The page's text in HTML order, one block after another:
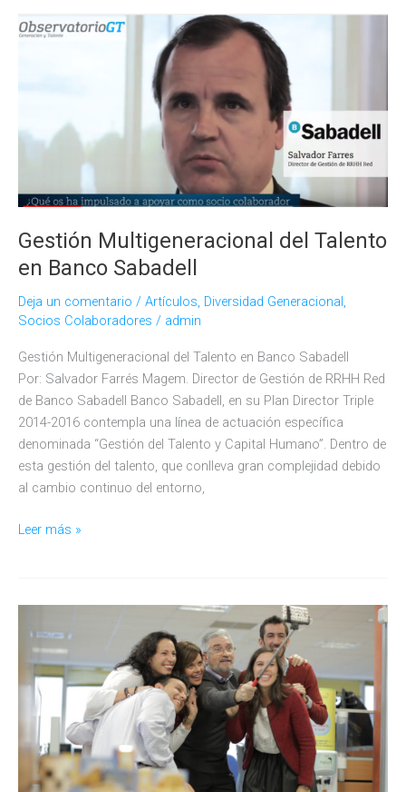
generacionales
Gestión Multigeneracional del Talento
en Banco Sabadell
Deja un comentario / Artículos, Diversidad Generacional,
Socios Colaboradores / admin
Gestión Multigeneracional del Talento en Banco Sabadell
Por: Salvador Farrés Magem. Director de Gestión de RRHH Red
de Banco Sabadell Banco Sabadell, en su Plan Director Triple
2014-2016 contempla una línea de actuación específica
denominada “Gestión del Talento y Capital Humano”. Dentro de
esta gestión del talento, que conlleva gran complejidad debido
al cambio continuo del entorno,
Gestión
Banco
Sabadell
Leer más »